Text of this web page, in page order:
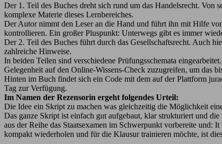
Der 1. Teil des Buches dreht sich rund um das Handelsrecht. Von
komplexe Materie dieses Lernbereiches.
Der Autor nimmt den Leser an die Hand und führt ihn mit Hilfe
kontrollieren. Ein großer Pluspunkt: Unterwegs gibt es immer
Der 2. Teil des Buches führt durch das Gesellschaftsrecht. Auch
zahlreiche Hinweise.
In beiden Teilen sind verschiedene Prüfungsschemata
Gelegenheit auf den Online-Wissens-Check zuzugreifen, um das
Hinten im Buch findet sich ein Code mit dem auf der Plattform
Tag zur Verfügung.
Im Namen der Rezensorin ergeht folgendes Urteil:
Die Idee ein Skript zu machen was gleichzeitig die Möglichkeit
Das ganze Skript ist einfach gut aufgebaut, klar strukturiert und
aus der Reihe das Staatsexamen im Schwerpunkt vorbereite und:
kompakt wiederholen und für die Klausur trainieren möchte, ist